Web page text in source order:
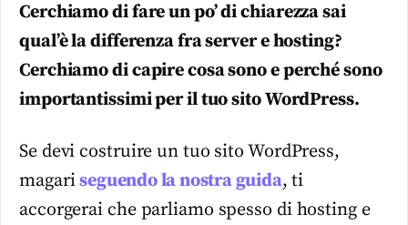
Cerchiamo di fare un po’ di chiarezza sai
qual’è la differenza fra server e hosting?
Cerchiamo di capire cosa sono e perché sono
importantissimi per il tuo sito WordPress.
Se devi costruire un tuo sito WordPress,
magariseguendo la nostra guida, ti
accorgerai che parliamo spesso di hosting e